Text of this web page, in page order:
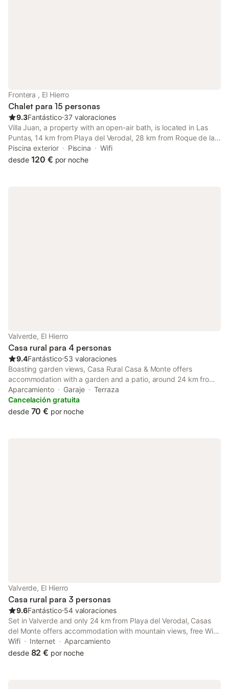
Frontera , El Hierro
Chalet para 15 personas
9.3Fantástico⋅37 valoraciones
Villa Juan, a property with an open-air bath, is located in Las
Puntas, 14 km from Playa del Verodal, 28 km from Roque de la
Bonanza, as well as 30 km from Faro de Orchilla.
Piscina exterior Piscina
Wifi
desde 120 € por noche
Valverde, El Hierro
Casa rural para 4 personas
9.4Fantástico⋅53 valoraciones
Boasting garden views, Casa Rural Casa & Monte offers
accommodation with a garden and a patio, around 24 km from
Playa del Verodal. This property offers access to a balcony and
free private parking.
Aparcamiento Garaje
Terraza
Cancelación gratuita
desde 70 € por noche
Valverde, El Hierro
Casa rural para 3 personas
9.6Fantástico⋅54 valoraciones
Set in Valverde and only 24 km from Playa del Verodal, Casas
del Monte offers accommodation with mountain views, free WiFi
and free private parking. With garden views, this
accommodation features a balcony.
Wifi Internet
Aparcamiento
desde 82 € por noche